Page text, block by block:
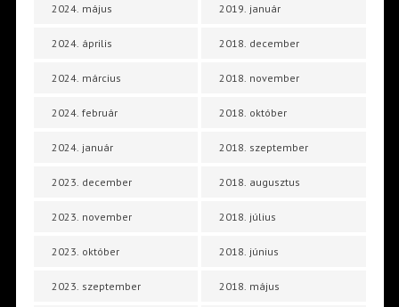
2024. május
2024. április
2024. március
2024. február
2024. január
2023. december
2023. november
2023. október
2023. szeptember
2019. január
2018. december
2018. november
2018. október
2018. szeptember
2018. augusztus
2018. július
2018. június
2018. május